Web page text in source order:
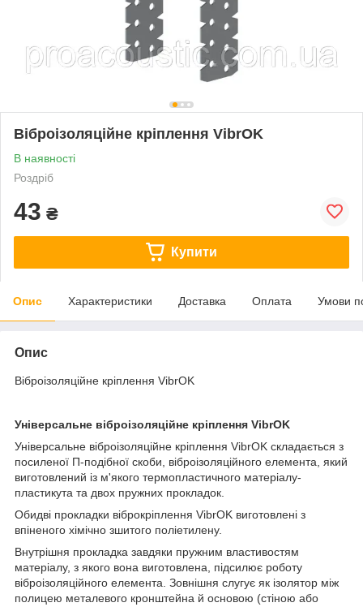
Віброізоляційне кріплення VibrOK
В наявності
Роздріб
43 ₴
Купити
Опис Характеристики Доставка Оплата Умови
Опис
Віброізоляційне кріплення VibrOK
Універсальне віброізоляційне кріплення VibrOK
Універсальне віброізоляційне кріплення VibrOK складається з
посиленої П-подібної скоби, віброізоляційного елемента, який
виготовлений із м'якого термопластичного матеріалу-
пластикута та двох пружних прокладок.
Обидві прокладки віброкріплення VibrOK виготовлені з
впіненого хімічно зшитого поліетилену.
Внутрішня прокладка завдяки пружним властивостям
матеріалу, з якого вона виготовлена, підсилює роботу
віброізоляційного елемента. Зовнішня слугує як ізолятор між
полицею металевого кронштейна й основою (стіною або